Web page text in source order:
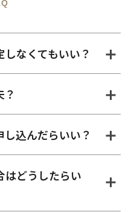
なくてもいい？
込んだらいい？
はどうしたらい